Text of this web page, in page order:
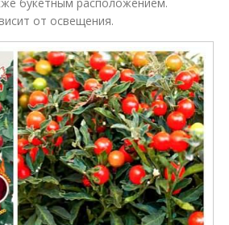
от освещения.